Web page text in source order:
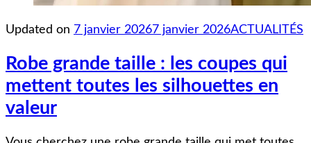
Updated on 7 janvier 20267 janvier 2026ACTUALITÉS
Robe grande taille : les coupes qui
mettent toutes les silhouettes en
valeur